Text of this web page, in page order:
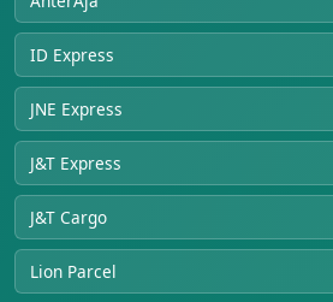
ID Express
JNE Express
J&T Express
J&T Cargo
Lion Parcel